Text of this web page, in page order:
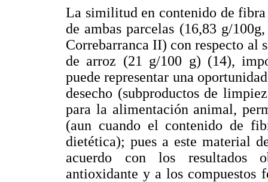
La similitud en contenido de fibra
de ambas parcelas (16,83 g/
Correbarranca II) con respecto al
de arroz (21 g/100 g) (14),
puede representar una
desecho (subproductos de
para la alimentación animal,
(aun cuando el contenido de
dietética); pues a este material
acuerdo con los resultados
antioxidante y a los compuestos